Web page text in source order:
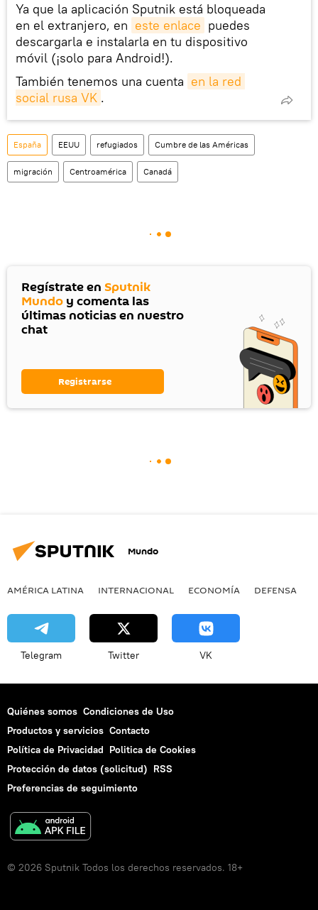
Ya que la aplicación Sputnik está bloqueada
en el extranjero, en este enlace puedes
descargarla e instalarla en tu dispositivo
móvil (¡solo para Android!).
También tenemos una cuenta en la red
social rusa VK .
España EEUU refugiados Cumbre de las Américas
migración Centroamérica Canadá
Regístrate en Sputnik
Mundo y comenta las
últimas noticias en nuestro
chat
Registrarse
Mundo
AMÉRICA LATINA INTERNACIONAL ECONOMÍA DEFENSA
Telegram Twitter VK
Quiénes somos Condiciones de Uso
Productos y servicios Contacto
Política de Privacidad Politica de Cookies
Protección de datos (solicitud) RSS
Preferencias de seguimiento
© 2026 Sputnik Todos los derechos reservados. 18+